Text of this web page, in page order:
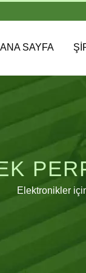
ANA SAYFA
Elektronikler